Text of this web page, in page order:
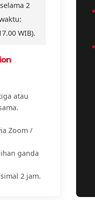
2
WIB).
atau
Zoom /
ganda
2 jam.